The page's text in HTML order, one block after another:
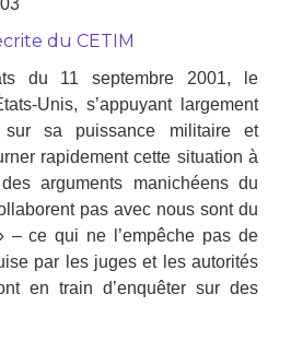
du CETIM
du 11 septembre 2001, le
Unis, s’appuyant largement
sa puissance militaire et
rapidement cette situation à
arguments manichéens du
pas avec nous sont du
– ce qui ne l’empêche pas de
par les juges et les autorités
en train d’enquêter sur des